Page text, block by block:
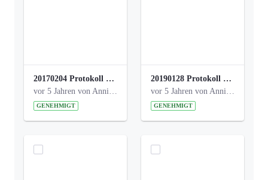
20170204 Protokoll Workshop 2 Promenade Schloßstraße .pdf
vor 5 Jahren von Anni Schlumberger
GENEHMIGT
20190128 Protokoll der Projektgruppe Olgäle.pdf
vor 5 Jahren von Anni Schlumberger
GENEHMIGT